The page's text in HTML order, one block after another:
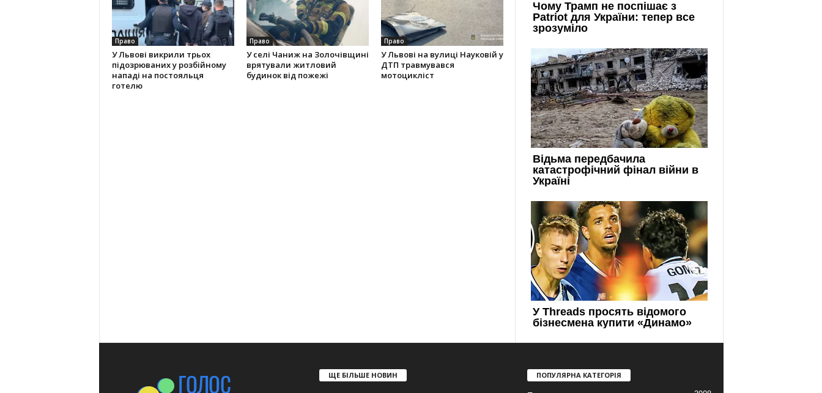
Право
У Львові викрили трьох
підозрюваних у розбійному
нападі на постояльця
готелю
Право
У селі Чаниж на Золочівщині
врятували житловий
будинок від пожежі
Право
У Львові на вулиці Науковій у
ДТП травмувався
мотоцикліст
ЩЕ БІЛЬШЕ НОВИН ПОПУЛЯРНА КАТЕГОРІЯ